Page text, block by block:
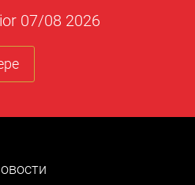
07/08 2026